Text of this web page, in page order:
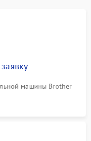
машины Brother